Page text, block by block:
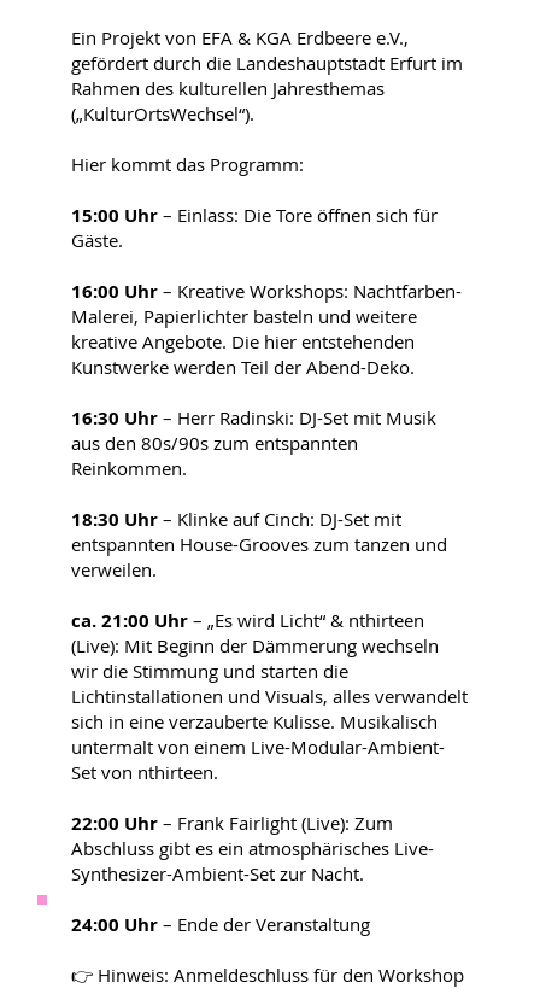
Ein Projekt von EFA & KGA Erdbeere e.V.,
gefördert durch die Landeshauptstadt Erfurt im
Rahmen des kulturellen Jahresthemas
(„KulturOrtsWechsel“).
Hier kommt das Programm:
15:00 Uhr– Einlass: Die Tore öffnen sich für
Gäste.
16:00 Uhr– Kreative Workshops: Nachtfarben-
Malerei, Papierlichter basteln und weitere
kreative Angebote. Die hier entstehenden
Kunstwerke werden Teil der Abend-Deko.
16:30 Uhr– Herr Radinski: DJ-Set mit Musik
aus den 80s/90s zum entspannten
Reinkommen.
18:30 Uhr– Klinke auf Cinch: DJ-Set mit
entspannten House-Grooves zum tanzen und
verweilen.
ca. 21:00 Uhr– „Es wird Licht“ & nthirteen
(Live): Mit Beginn der Dämmerung wechseln
wir die Stimmung und starten die
Lichtinstallationen und Visuals, alles verwandelt
sich in eine verzauberte Kulisse. Musikalisch
untermalt von einem Live-Modular-Ambient-
Set von nthirteen.
22:00 Uhr– Frank Fairlight (Live): Zum
Abschluss gibt es ein atmosphärisches Live-
Synthesizer-Ambient-Set zur Nacht.
24:00 Uhr– Ende der Veranstaltung
👉 Hinweis: Anmeldeschluss für den Workshop